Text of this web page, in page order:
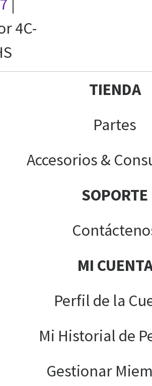
|
4C-
TIENDA
Partes
Accesorios &
SOPORTE
MI
Perfil de la
Mi Historial de
Gestionar